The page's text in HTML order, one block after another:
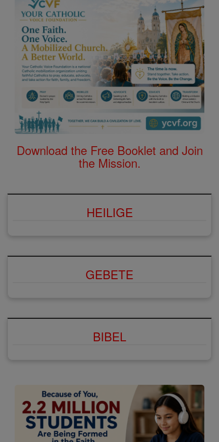
Download the Free Booklet and Join
the Mission.
HEILIGE
GEBETE
BIBEL